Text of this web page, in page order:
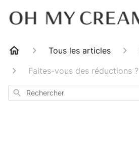
Tous les articles
Faites-vous des réductions ?
Rechercher